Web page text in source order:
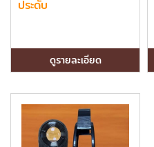
ประดับ
ดูรายละเอียด